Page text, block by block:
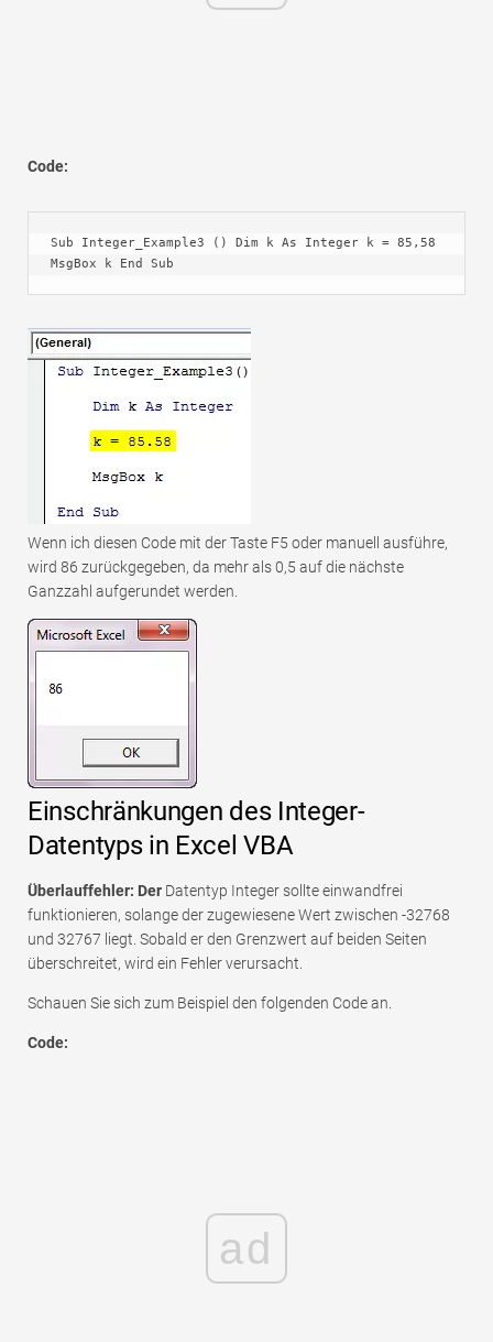
Code:
Sub Integer_Example3 () Dim k As Integer k = 85,58
MsgBox k End Sub
Wenn ich diesen Code mit der Taste F5 oder manuell ausführe,
wird 86 zurückgegeben, da mehr als 0,5 auf die nächste
Ganzzahl aufgerundet werden.
Einschränkungen des Integer-
Datentyps in Excel VBA
Überlauffehler: Der Datentyp Integer sollte einwandfrei
funktionieren, solange der zugewiesene Wert zwischen -32768
und 32767 liegt. Sobald er den Grenzwert auf beiden Seiten
überschreitet, wird ein Fehler verursacht.
Schauen Sie sich zum Beispiel den folgenden Code an.
Code:
ad